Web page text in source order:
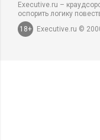
Executive.ru –
оспорить логику
18+
Executive.ru ©